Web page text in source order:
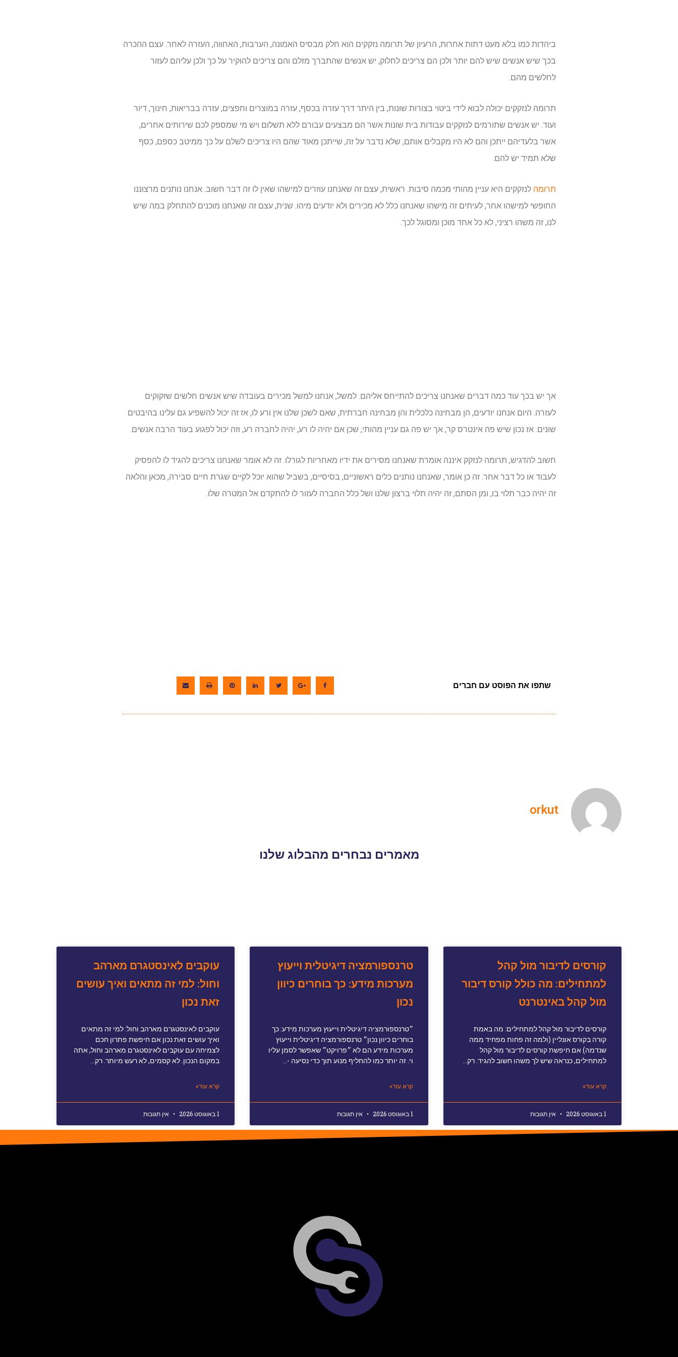
ביהדות כמו בלא מעט דתות אחרות, הרעיון של תרומה נזקקים הוא חלק מבסיס האמונה, הערבות, האחווה, העזרה לאחר. עצם ההכרה
בכך שיש אנשים שיש להם יותר ולכן הם צריכים לחלוק, יש אנשים שהתברך מזלם והם צריכים להוקיר על כך ולכן עליהם לעזור
לחלשים מהם.
תרומה לנזקקים יכולה לבוא לידי ביטוי בצורות שונות, בין היתר דרך עזרה בכסף, עזרה במוצרים וחפצים, עזרה בבריאות, חינוך, דיור
ועוד. יש אנשים שתורמים לנזקקים עבודות בית שונות אשר הם מבצעים עבורם ללא תשלום ויש מי שמספק לכם שירותים אחרים,
אשר בלעדיהם ייתכן והם לא היו מקבלים אותם, שלא נדבר על זה, שייתכן מאוד שהם היו צריכים לשלם על כך ממיטב כספם, כסף
שלא תמיד יש להם.
תרומה לנזקקים היא עניין מהותי מכמה סיבות. ראשית, עצם זה שאנחנו עוזרים למישהו שאין לו זה דבר חשוב. אנחנו נותנים מרצוננו
החופשי למישהו אחר, לעיתים זה מישהו שאנחנו כלל לא מכירים ולא יודעים מיהו. שנית, עצם זה שאנחנו מוכנים להתחלק במה שיש
לנו, זה משהו רציני, לא כל אחד מוכן ומסוגל לכך.
אך יש בכך עוד כמה דברים שאנחנו צריכים להתייחס אליהם. למשל, אנחנו למשל מכירים בעובדה שיש אנשים חלשים שזקוקים
לעזרה. היום אנחנו יודעים, הן מבחינה כלכלית והן מבחינה חברתית, שאם לשכן שלנו אין ורע לו, אז זה יכול להשפיע גם עלינו בהיבטים
שונים. אז נכון שיש פה אינטרס קר, אך יש פה גם עניין מהותי, שכן אם יהיה לו רע, יהיה לחברה רע, וזה יכול לפגוע בעוד הרבה אנשים.
חשוב להדגיש, תרומה לנזקק איננה אומרת שאנחנו מסירים את ידיו מאחריות לגורלו. זה לא אומר שאנחנו צריכים להגיד לו להפסיק
לעבוד או כל דבר אחר. זה כן אומר, שאנחנו נותנים כלים ראשוניים, בסיסיים, בשביל שהוא יוכל לקיים שגרת חיים סבירה, מכאן והלאה
זה יהיה כבר תלוי בו, ומן הסתם, זה יהיה תלוי ברצון שלנו ושל כלל החברה לעזור לו להתקדם אל המטרה שלו.
שתפו את הפוסט עם חברים
orkut
מאמרים נבחרים מהבלוג שלנו
קורסים לדיבור מול קהל
למתחילים: מה כולל קורס דיבור
מול קהל באינטרנט
קורסים לדיבור מול קהל למתחילים: מה באמת
קורה בקורס אונליין (ולמה זה פחות מפחיד ממה
שנדמה) אם חיפשת קורסים לדיבור מול קהל
למתחילים, כנראה שיש לך משהו חשוב להגיד. רק…
קרא עוד»
1 באוגוסט 2026 אין תגובות
טרנספורמציה דיגיטלית וייעוץ
מערכות מידע: כך בוחרים כיוון
נכון
״טרנספורמציה דיגיטלית וייעוץ מערכות מידע: כך
בוחרים כיוון נכון״ טרנספורמציה דיגיטלית וייעוץ
מערכות מידע הם לא ״פרויקט״ שאפשר לסמן עליו
וי. זה יותר כמו להחליף מנוע תוך כדי נסיעה -…
קרא עוד»
1 באוגוסט 2026 אין תגובות
עוקבים לאינסטגרם מארהב
וחול: למי זה מתאים ואיך עושים
זאת נכון
עוקבים לאינסטגרם מארהב וחול: למי זה מתאים
ואיך עושים זאת נכון אם חיפשת פתרון חכם
לצמיחה עם עוקבים לאינסטגרם מארהב וחול, אתה
במקום הנכון. לא קסמים, לא רעש מיותר. רק…
קרא עוד»
1 באוגוסט 2026 אין תגובות